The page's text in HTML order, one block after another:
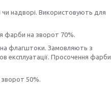
надворі. Використовують для
фарби на зворот 70%.
на флагштоки. Замовляють з
експлуатації. Просочення фарби
50%.